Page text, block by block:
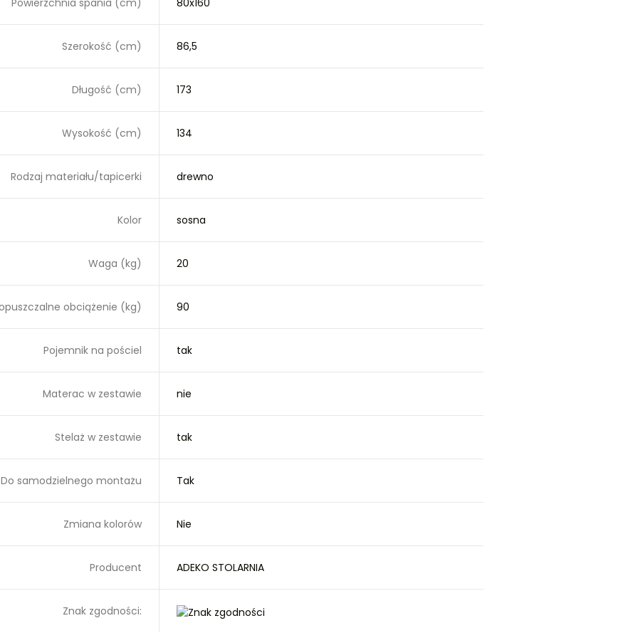
Powierzchnia spania (cm) 80x160
Szerokość (cm) 86,5
Długość (cm) 173
Wysokość (cm) 134
Rodzaj materiału/tapicerki drewno
Kolor sosna
Waga (kg) 20
obciążenie (kg) 90
Pojemnik na pościel tak
Materac w zestawie nie
Stelaż w zestawie tak
Do samodzielnego montażu Tak
Zmiana kolorów Nie
Producent ADEKO STOLARNIA
Znak zgodności: